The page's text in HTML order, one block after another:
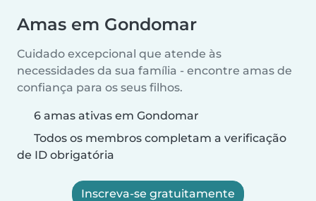
Amas em Gondomar
Cuidado excepcional que atende às
necessidades da sua família - encontre amas de
confiança para os seus filhos.
6 amas ativas em Gondomar
Todos os membros completam a verificação
de ID obrigatória
Inscreva-se gratuitamente